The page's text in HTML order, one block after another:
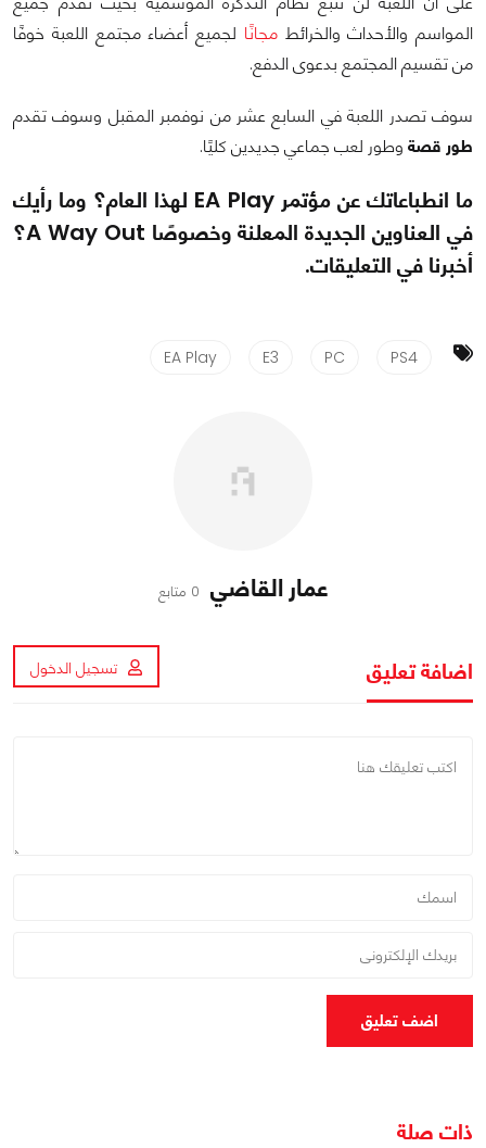
المواسم والأحداث والخرائطمجانًا لجميع أعضاء مجتمع اللعبة خوفًا
من تقسيم المجتمع بدعوى الدفع.
سوف تصدر اللعبة في السابع عشر من نوفمبر المقبل وسوف تقدم
طور قصة وطور لعب جماعي جديدين كليًا.
ما انطباعاتك عن مؤتمر EA Play لهذا العام؟ وما رأيك
في العناوين الجديدة المعلنة وخصوصًا A Way Out؟
أخبرنا في التعليقات.
PS4
PC
E3
EA Play
عمار القاضي 0 متابع
اضافة تعليق تسجيل الدخول
اضف تعليق
ذات صلة